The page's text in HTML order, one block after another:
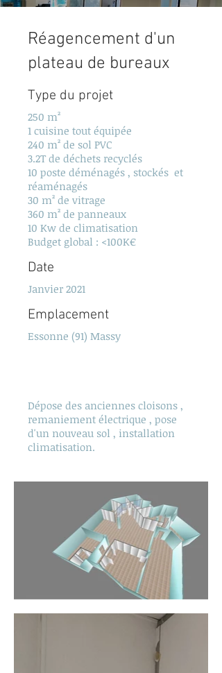
Réagencement d'un
plateau de bureaux
Type du projet
250 m²
1 cuisine tout équipée
240 m² de sol PVC
3.2T de déchets recyclés
10 poste déménagés , stockés et
réaménagés
30 m² de vitrage
360 m² de panneaux
10 Kw de climatisation
Budget global : <100K€
Date
Janvier 2021
Emplacement
Essonne (91) Massy
Dépose des anciennes cloisons ,
remaniement électrique , pose
d'un nouveau sol , installation
climatisation.